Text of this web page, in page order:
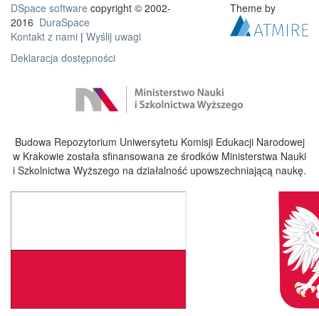
DSpace software copyright © 2002-
2016 DuraSpace
Kontakt z nami | Wyślij uwagi
Deklaracja dostępności
Theme by
Budowa Repozytorium Uniwersytetu Komisji Edukacji Narodowej
w Krakowie została sfinansowana ze środków Ministerstwa Nauki
i Szkolnictwa Wyższego na działalność upowszechniającą naukę.